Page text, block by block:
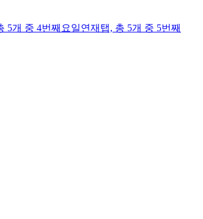
5개 중 4번째 요일연재 탭, 총 5개 중 5번째